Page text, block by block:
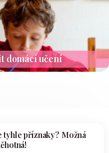
domácí učení
tyhle příznaky? Možná